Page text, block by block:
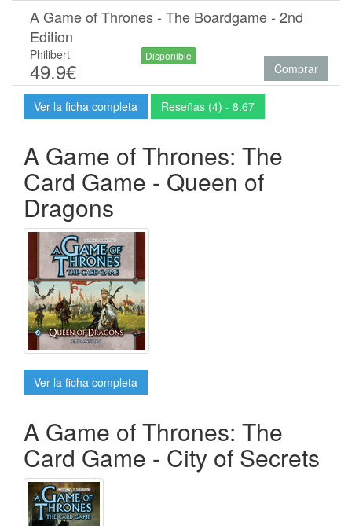
A Game of Thrones - The Boardgame - 2nd
Edition
Philibert
49.9€
Disponible
Comprar
Ver la ficha completa Reseñas (4) - 8.67
A Game of Thrones: The
Card Game - Queen of
Dragons
Ver la ficha completa
A Game of Thrones: The
Card Game - City of Secrets